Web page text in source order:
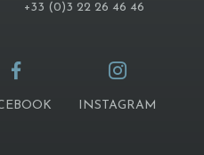
+33 (0)3 22 26 46 46
INSTAGRAM